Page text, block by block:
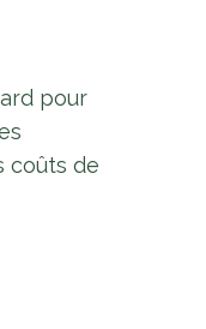
pour
coûts de